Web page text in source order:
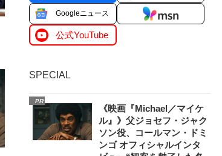
Googleニュース
公式YouTube
SPECIAL
PR
《映画『Michael／マイケ
ル』》父ジョセフ・ジャク
ソン役、コールマン・ドミ
ンゴ オフィシャルインタ